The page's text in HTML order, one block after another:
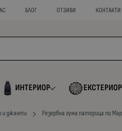
БЛОГ ОТЗИВИ КОНТАКТИ
ИНТЕРИОР ЕКСТЕРИОР
и джанти Резервна гума патерица по